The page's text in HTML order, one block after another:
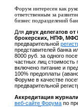
Форум интересен как
ответственным за
бизнес подразделений
Для двух делегатов
брокерских, НПФ,
предварительной
представителей банка
8000 руб. за одного
частных лиц стоимость
включено питание и
100% предоплаты
Форуме в качестве
предварительной
Аккредитация
веб-сайте Форума по